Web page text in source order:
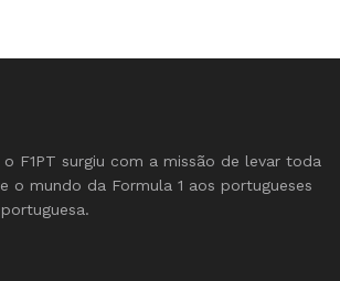
o F1PT surgiu com a missão de levar toda
o mundo da Formula 1 aos portugueses